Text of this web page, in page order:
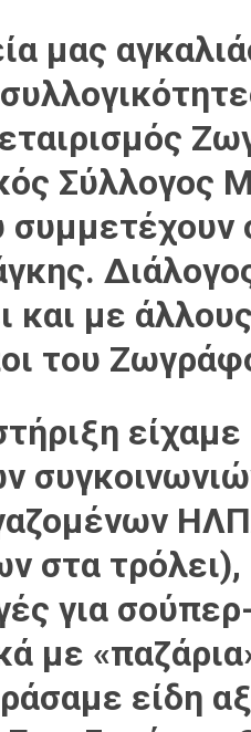
μας
Σύλλογος
και με
του
στα
για
με
είδη